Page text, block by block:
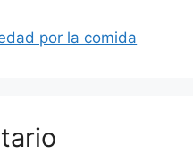
por la comida